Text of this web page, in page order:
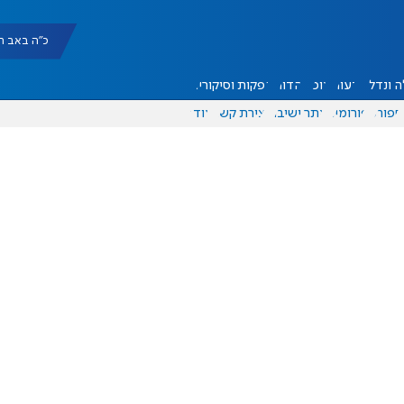
כ"ה באב תשפ"ו
ונדל"ן דעות אוכל יהדות הפקות וסיקורים
ספורט פורומים אתר ישיבה יצירת קשר עוד